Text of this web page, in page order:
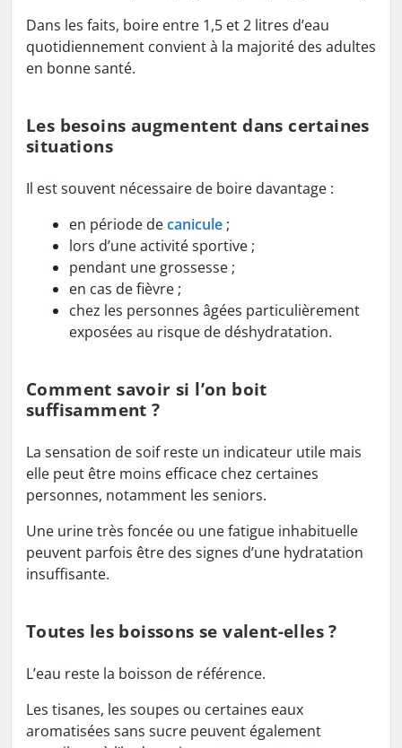
Dans les faits, boire entre 1,5 et 2 litres d’eau
quotidiennement convient à la majorité des adultes
en bonne santé.
Les besoins augmentent dans certaines
situations
Il est souvent nécessaire de boire davantage :
en période decanicule ;
lors d’une activité sportive ;
pendant une grossesse ;
en cas de fièvre ;
chez les personnes âgées particulièrement
exposées au risque de déshydratation.
Comment savoir si l’on boit
suffisamment ?
La sensation de soif reste un indicateur utile mais
elle peut être moins efficace chez certaines
personnes, notamment les seniors.
Une urine très foncée ou une fatigue inhabituelle
peuvent parfois être des signes d’une hydratation
insuffisante.
Toutes les boissons se valent-elles ?
L’eau reste la boisson de référence.
Les tisanes, les soupes ou certaines eaux
aromatisées sans sucre peuvent également